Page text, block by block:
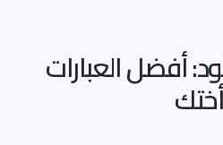
أفضل العبارات